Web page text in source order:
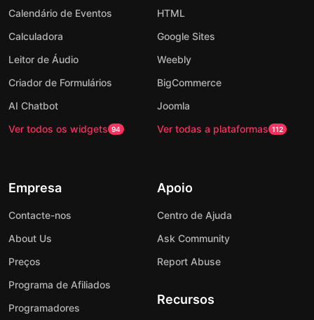
Calendário de Eventos
Calculadora
Leitor de Áudio
Criador de Formulários
AI Chatbot
Ver todos os widgets 94
HTML
Google Sites
Weebly
BigCommerce
Joomla
Ver todas a plataformas 112
Empresa
Contacte-nos
About Us
Preços
Programa de Afiliados
Programadores
Apoio
Centro de Ajuda
Ask Community
Report Abuse
Recursos